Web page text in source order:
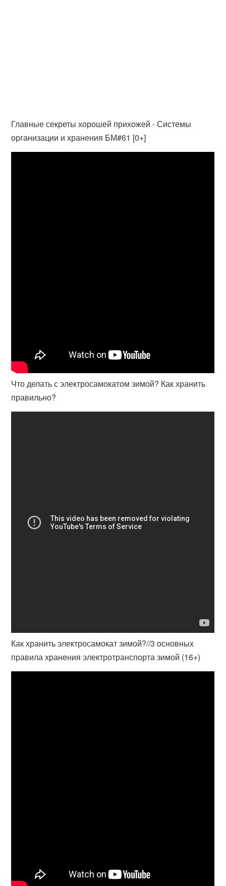
Главные секреты хорошей прихожей - Системы
организации и хранения БМ#61 [0+]
Что делать с электросамокатом зимой? Как хранить
правильно?
Как хранить электросамокат зимой?//3 основных
правила хранения электротранспорта зимой (16+)